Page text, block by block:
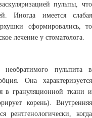
пульпы, что
Иногда имеется слабая
сформировались, то
лечение у стоматолога.
пульпита в
Она характеризуется
в грануляционной ткани и
корень). Внутренняя
рентгенологически, когда